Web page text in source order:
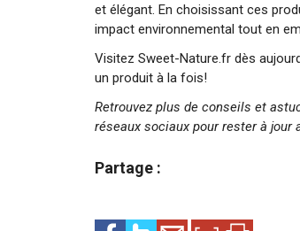
et élégant. En choisissant ces
impact environnemental tout en
Visitez Sweet-Nature.fr dès
un produit à la fois!
Retrouvez plus de conseils et
réseaux sociaux pour rester à
Partage :